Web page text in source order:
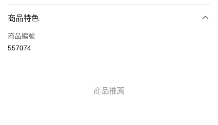
信用卡
Apple Pay
商品特色
商品編號
557074
商品推薦